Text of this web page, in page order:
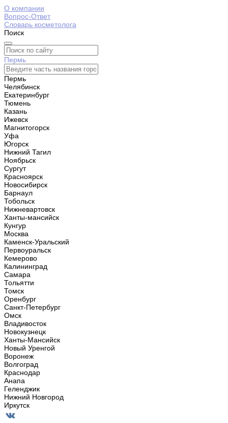
О компании
Вопрос-Ответ
Словарь косметолога
Поиск
Пермь
Пермь
Челябинск
Екатеринбург
Тюмень
Казань
Ижевск
Магнитогорск
Уфа
Югорск
Нижний Тагил
Ноябрьск
Сургут
Красноярск
Новосибирск
Барнаул
Тобольск
Нижневартовск
Ханты-мансийск
Кунгур
Москва
Каменск-Уральский
Первоуральск
Кемерово
Калининград
Самара
Тольятти
Томск
Оренбург
Санкт-Петербург
Омск
Владивосток
Новокузнецк
Ханты-Мансийск
Новый Уренгой
Воронеж
Волгоград
Краснодар
Анапа
Геленджик
Нижний Новгород
Иркутск